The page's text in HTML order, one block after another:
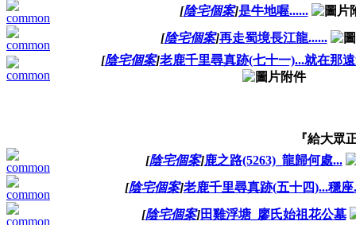
[陰宅個案]是牛地喔......
[陰宅個案]再走蜀境長江龍......
[陰宅個案]老鹿千里尋真跡(七十一)...就在那
『給大眾
[陰宅個案]鹿之路(5263)_龍歸何處...
[陰宅個案]老鹿千里尋真跡(五十四)...穩座
[陰宅個案]田雞浮塘_廖氏始祖花公墓